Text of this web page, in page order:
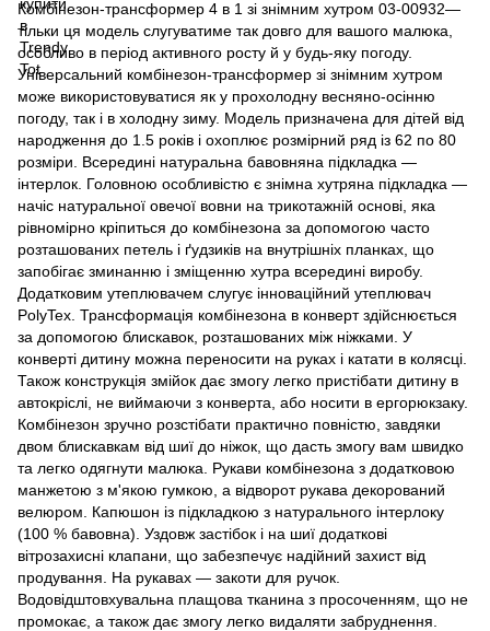
Комбінезон-трансформер 4 в 1 зі знімним хутром 03-00932—
тільки ця модель слугуватиме так довго для вашого малюка,
особливо в період активного росту й у будь-яку погоду.
Універсальний комбінезон-трансформер зі знімним хутром
може використовуватися як у прохолодну весняно-осінню
погоду, так і в холодну зиму. Модель призначена для дітей від
народження до 1.5 років і охоплює розмірний ряд із 62 по 80
розміри. Всередині натуральна бавовняна підкладка —
інтерлок. Головною особливістю є знімна хутряна підкладка —
начіс натуральної овечої вовни на трикотажній основі, яка
рівномірно кріпиться до комбінезона за допомогою часто
розташованих петель і ґудзиків на внутрішніх планках, що
запобігає зминанню і зміщенню хутра всередині виробу.
Додатковим утеплювачем слугує інноваційний утеплювач
PolyTex. Трансформація комбінезона в конверт здійснюється
за допомогою блискавок, розташованих між ніжками. У
конверті дитину можна переносити на руках і катати в колясці.
Також конструкція змійок дає змогу легко пристібати дитину в
автокріслі, не виймаючи з конверта, або носити в ергорюкзаку.
Комбінезон зручно розстібати практично повністю, завдяки
двом блискавкам від шиї до ніжок, що дасть змогу вам швидко
та легко одягнути малюка. Рукави комбінезона з додатковою
манжетою з м'якою гумкою, а відворот рукава декорований
велюром. Капюшон із підкладкою з натурального інтерлоку
(100 % бавовна). Уздовж застібок і на шиї додаткові
вітрозахисні клапани, що забезпечує надійний захист від
продування. На рукавах — закоти для ручок.
Водовідштовхувальна плащова тканина з просоченням, що не
промокає, а також дає змогу легко видаляти забруднення.